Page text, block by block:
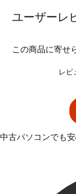
ユーザーレ
この商品に寄せ
レビ
中古パソコンでも